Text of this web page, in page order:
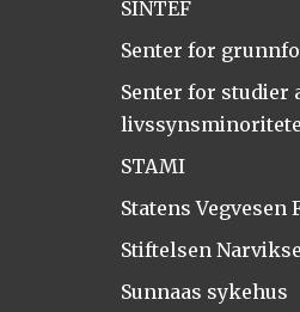
SINTEF
Senter for
Senter for studier
STAMI
Statens Vegvesen
Stiftelsen
Sunnaas sykehus